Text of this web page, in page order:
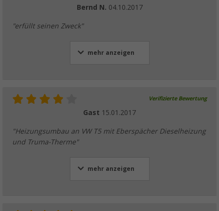
Bernd N. 04.10.2017
"erfüllt seinen Zweck"
mehr anzeigen
Verifizierte Bewertung
Gast 15.01.2017
"Heizungsumbau an VW T5 mit Eberspächer Dieselheizung
und Truma-Therme"
mehr anzeigen